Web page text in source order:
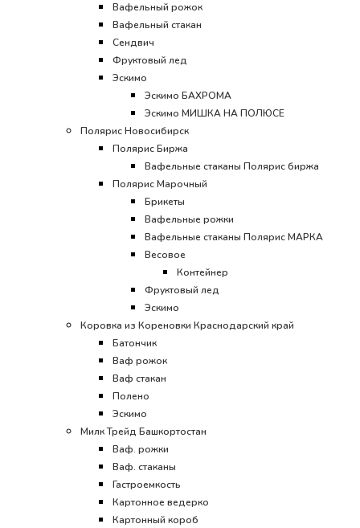
Вафельный рожок
Вафельный стакан
Сендвич
Фруктовый лед
Эскимо
Эскимо БАХРОМА
Эскимо МИШКА НА ПОЛЮСЕ
Полярис Новосибирск
Полярис Биржа
Вафельные стаканы Полярис биржа
Полярис Марочный
Брикеты
Вафельные рожки
Вафельные стаканы Полярис МАРКА
Весовое
Контейнер
Фруктовый лед
Эскимо
Коровка из Кореновки Краснодарский край
Батончик
Ваф рожок
Ваф стакан
Полено
Эскимо
Милк Трейд Башкортостан
Ваф. рожки
Ваф. стаканы
Гастроемкость
Картонное ведерко
Картонный короб